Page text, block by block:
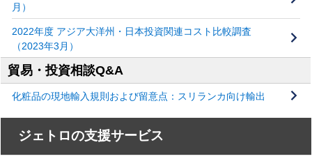
月）
2022年度 アジア大洋州・日本投資関連コスト比較調査
（2023年3月）
貿易・投資相談Q&A
化粧品の現地輸入規則および留意点：スリランカ向け輸出
ジェトロの支援サービス